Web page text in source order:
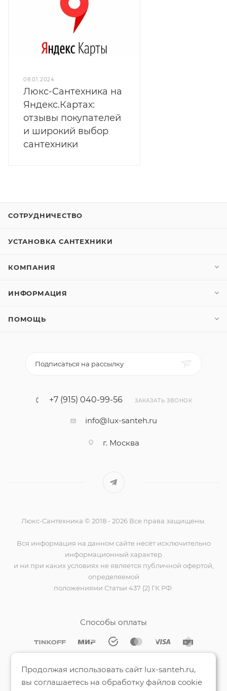
08.01.2024
Люкс-Сантехника на
Яндекс.Картах:
отзывы покупателей
и широкий выбор
сантехники
СОТРУДНИЧЕСТВО
УСТАНОВКА САНТЕХНИКИ
КОМПАНИЯ
ИНФОРМАЦИЯ
ПОМОЩЬ
Подписаться на рассылку
+7 (915) 040-99-56 ЗАКАЗАТЬ ЗВОНОК
info@lux-santeh.ru
г. Москва
Люкс-Сантехника © 2018 - 2026 Все права защищены.
Вся информация на данном сайте несёт исключительно
информационный характер
и ни при каких условиях не является публичной офертой,
определяемой
положениями Статьи 437 (2) ГК РФ.
Способы оплаты
Продолжая использовать сайт lux-santeh.ru,
вы соглашаетесь на обработку файлов cookie